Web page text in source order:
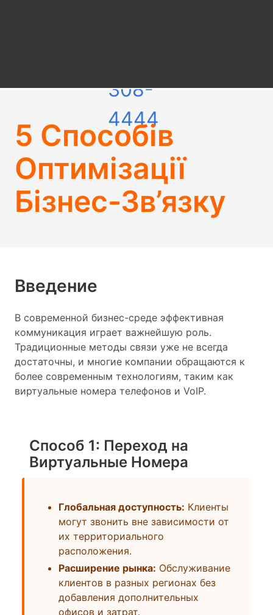
308-
4444
5 Способів
Оптимізації
Бізнес-Зв’язку
Введение
В современной бизнес-среде эффективная
коммуникация играет важнейшую роль.
Традиционные методы связи уже не всегда
достаточны, и многие компании обращаются к
более современным технологиям, таким как
виртуальные номера телефонов и VoIP.
Способ 1: Переход на
Виртуальные Номера
Глобальная доступность: Клиенты
могут звонить вне зависимости от
их территориального
расположения.
Расширение рынка: Обслуживание
клиентов в разных регионах без
добавления дополнительных
офисов и затрат.